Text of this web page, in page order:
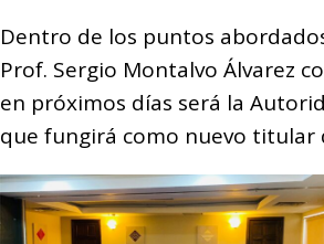
Dentro de los puntos
Prof. Sergio Montalvo Álvarez
en próximos días será la
que fungirá como nuevo titular